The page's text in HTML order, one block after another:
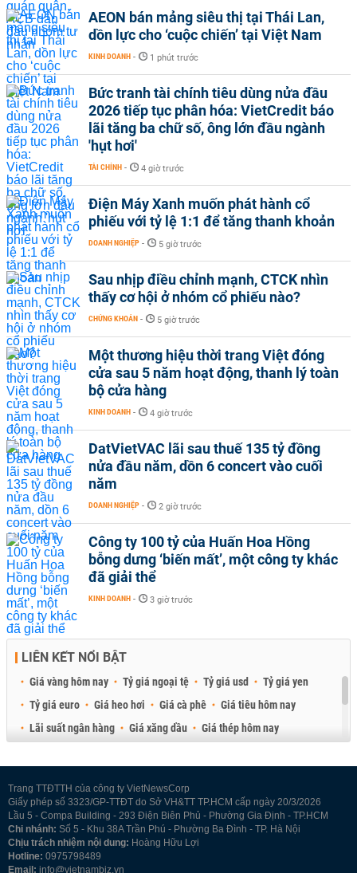
AEON bán mảng siêu thị tại Thái Lan,
dồn lực cho ‘cuộc chiến’ tại Việt Nam
KINH DOANH - 1 phút trước
Bức tranh tài chính tiêu dùng nửa đầu
2026 tiếp tục phân hóa: VietCredit báo
lãi tăng ba chữ số, ông lớn đầu ngành
'hụt hơi'
TÀI CHÍNH - 4 giờ trước
Điện Máy Xanh muốn phát hành cổ
phiếu với tỷ lệ 1:1 để tăng thanh khoản
DOANH NGHIỆP - 5 giờ trước
Sau nhịp điều chỉnh mạnh, CTCK nhìn
thấy cơ hội ở nhóm cổ phiếu nào?
CHỨNG KHOÁN - 5 giờ trước
Một thương hiệu thời trang Việt đóng
cửa sau 5 năm hoạt động, thanh lý toàn
bộ cửa hàng
KINH DOANH - 4 giờ trước
DatVietVAC lãi sau thuế 135 tỷ đồng
nửa đầu năm, dồn 6 concert vào cuối
năm
DOANH NGHIỆP - 2 giờ trước
Công ty 100 tỷ của Huấn Hoa Hồng
bỗng dưng ‘biến mất’, một công ty khác
đã giải thể
KINH DOANH - 3 giờ trước
LIÊN KẾT NỔI BẬT
Giá vàng hôm nay Tỷ giá ngoại tệ Tỷ giá usd
Tỷ giá yen
Tỷ giá euro
Giá heo hơi Giá cà phê
Giá tiêu hôm nay
Lãi suất ngân hàng
Giá xăng dầu
Giá thép hôm nay
Trang TTĐTTH của công ty VietNewsCorp
Giấy phép số 3323/GP-TTĐT do Sở VH&TT TP.HCM cấp ngày 20/3/2026
Lầu 5 - Compa Building - 293 Điện Biên Phủ - Phường Gia Định - TP.HCM
Chi nhánh: Số 5 - Khu 38A Trần Phú - Phường Ba Đình - TP. Hà Nội
Chịu trách nhiệm nội dung: Hoàng Hữu Lợi
Hotline: 0975798489
Email: info@vietnambiz.vn